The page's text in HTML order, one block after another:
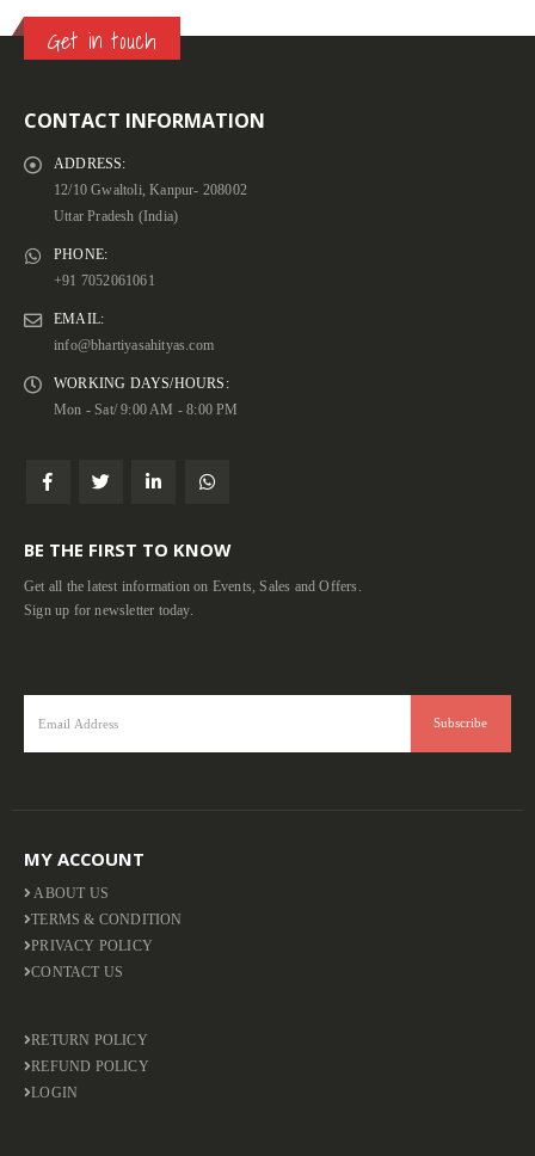
Get in touch
CONTACT INFORMATION
ADDRESS:
12/10 Gwaltoli, Kanpur- 208002
Uttar Pradesh (India)
PHONE:
+91 7052061061
EMAIL:
info@bhartiyasahityas.com
WORKING DAYS/HOURS:
Mon - Sat/ 9:00 AM - 8:00 PM
BE THE FIRST TO KNOW
Get all the latest information on Events, Sales and Offers.
Sign up for newsletter today.
MY ACCOUNT
ABOUT US
TERMS & CONDITION
PRIVACY POLICY
CONTACT US
RETURN POLICY
REFUND POLICY
LOGIN